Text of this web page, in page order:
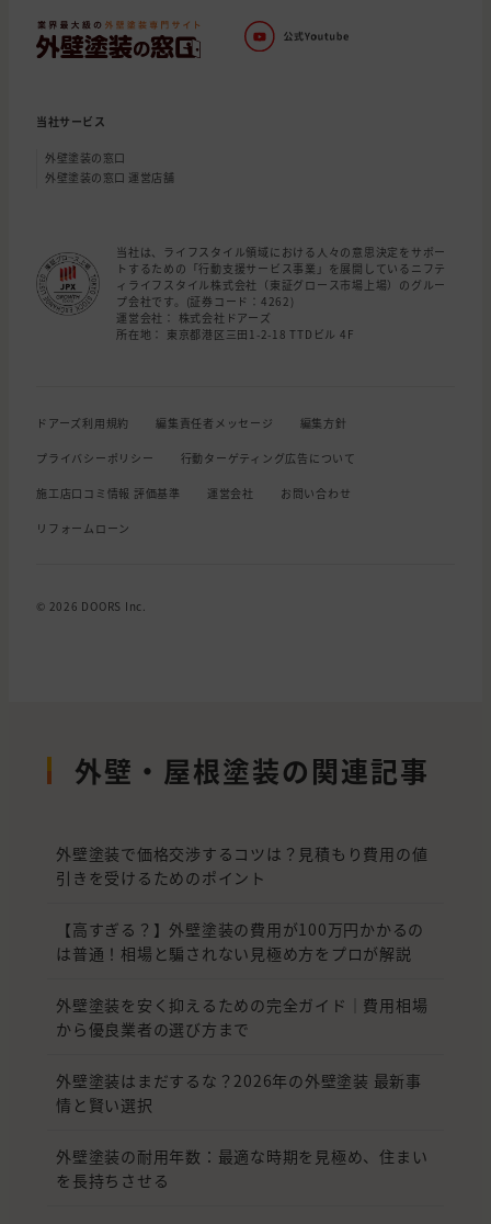
当社サービス
外壁塗装の窓口
外壁塗装の窓口 運営店舗
当社は、ライフスタイル領域における人々の意思決定をサポー
トするための「行動支援サービス事業」を展開しているニフテ
ィライフスタイル株式会社（東証グロース市場上場）のグルー
プ会社です。(証券コード：4262)
運営会社： 株式会社ドアーズ
所在地： 東京都港区三田1-2-18 TTDビル 4F
ドアーズ利用規約 編集責任者メッセージ 編集方針
プライバシーポリシー 行動ターゲティング広告について
施工店口コミ情報 評価基準 運営会社 お問い合わせ
リフォームローン
© 2026 DOORS Inc.
外壁・屋根塗装の関連記事
外壁塗装で価格交渉するコツは？見積もり費用の値
引きを受けるためのポイント
【高すぎる？】外壁塗装の費用が100万円かかるの
は普通！相場と騙されない見極め方をプロが解説
外壁塗装を安く抑えるための完全ガイド｜費用相場
から優良業者の選び方まで
外壁塗装はまだするな？2026年の外壁塗装 最新事
情と賢い選択
外壁塗装の耐用年数：最適な時期を見極め、住まい
を長持ちさせる